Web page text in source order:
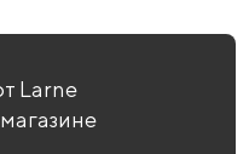
Larne